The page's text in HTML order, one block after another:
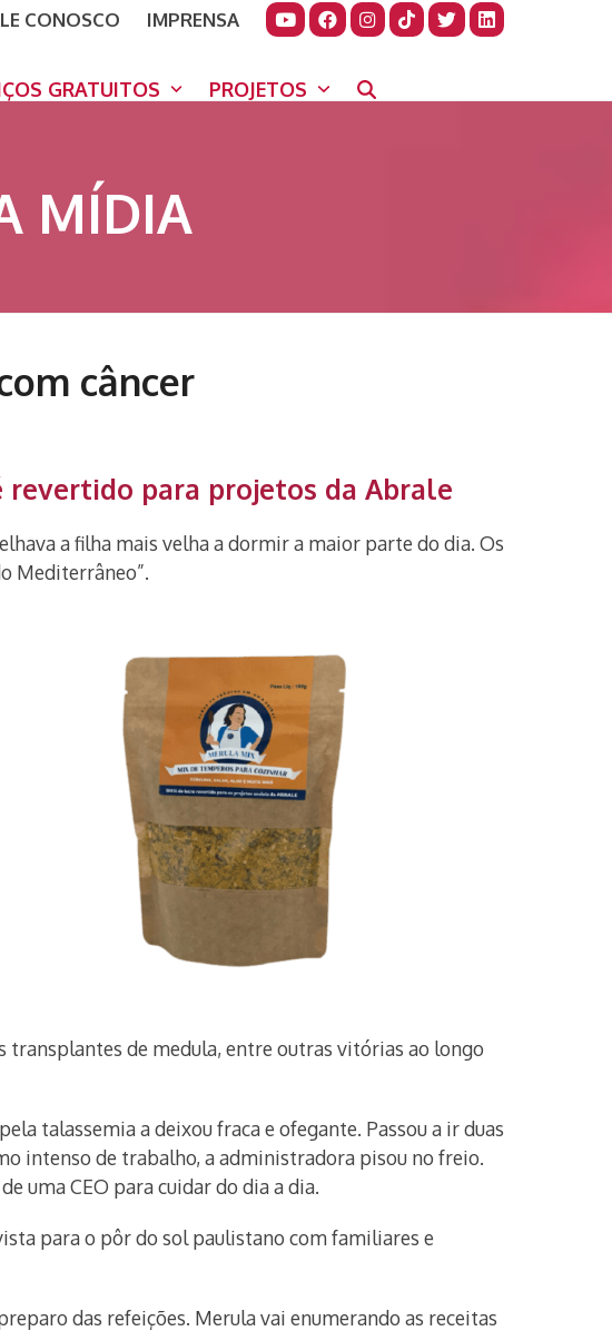
CONOSCO
IMPRENSA
GRATUITOS PROJETOS
MÍDIA
câncer
para projetos da Abrale
a filha mais velha a dormir a maior parte do dia. Os
Mediterrâneo”.
transplantes de medula, entre outras vitórias ao longo
talassemia a deixou fraca e ofegante. Passou a ir duas
intenso de trabalho, a administradora pisou no freio.
uma CEO para cuidar do dia a dia.
para o pôr do sol paulistano com familiares e
das refeições. Merula vai enumerando as receitas